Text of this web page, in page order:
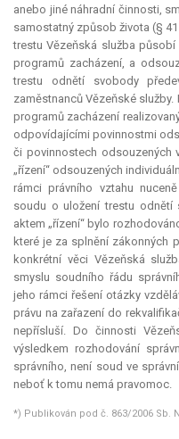
anebo jiné náhradní činnosti,
samostatný způsob života (§
trestu Vězeňská služba
programů zacházení, a
trestu odnětí svobody
zaměstnanců Vězeňské
programů zacházení
odpovídajícími povinnostmi
či povinnostech odsouzených
„řízení“ odsouzených
rámci právního vztahu
soudu o uložení trestu odnětí
aktem „řízení“ bylo
které je za splnění zákonných
konkrétní věci Vězeňská
smyslu soudního řádu
jeho rámci řešení otázky
právu na zařazení do
nepřísluší. Do činnosti
výsledkem rozhodování
správního, není soud ve
neboť k tomu nemá pravomoc.
*) Publikován pod č. 863/2006 Sb.